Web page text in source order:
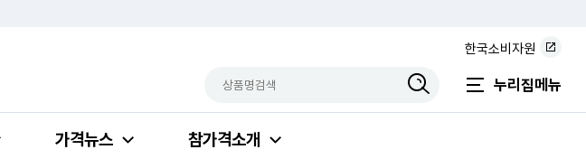
한국소비자원
누리집메뉴
가격뉴스 참가격소개